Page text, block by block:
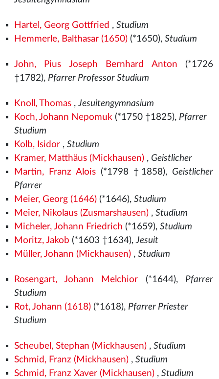
Hartel, Georg Gottfried , Studium
Hemmerle, Balthasar (1650)(*1650), Studium
John, Pius Joseph Bernhard Anton (*1726
†1782), Pfarrer Professor Studium
Knoll, Thomas,Jesuitengymnasium
Koch, Johann Nepomuk(*1750 †1825), Pfarrer
Studium
Kolb, Isidor, Studium
Kramer, Matthäus (Mickhausen), Geistlicher
Martin, Franz Alois(*1798 †1858), Geistlicher
Pfarrer
Meier, Georg (1646)(*1646), Studium
Meier, Nikolaus (Zusmarshausen), Studium
Micheler, Johann Friedrich (*1659), Studium
Moritz, Jakob (*1603 †1634),Jesuit
Müller, Johann (Mickhausen), Studium
Rosengart, Johann Melchior (*1644), Pfarrer
Studium
Rot, Johann (1618)(*1618), Pfarrer Priester
Studium
Scheubel, Stephan (Mickhausen), Studium
Schmid, Franz (Mickhausen), Studium
Schmid, Franz Xaver (Mickhausen), Studium